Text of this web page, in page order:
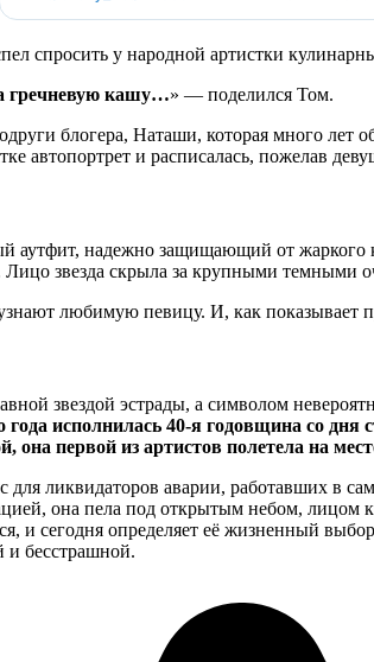
спросить у народной артистки
гречневую кашу…» — поделился Том.
блогера, Наташи, которая много
автопортрет и расписалась, пожелав
аутфит, надежно защищающий от жаркого
звезда скрыла за крупными темными
любимую певицу. И, как
звездой эстрады, а символом
года исполнилась 40-я годовщина со
она первой из артистов полетела на
ликвидаторов аварии, работавших в
она пела под открытым небом,
и сегодня определяет её жизненный
и бесстрашной.